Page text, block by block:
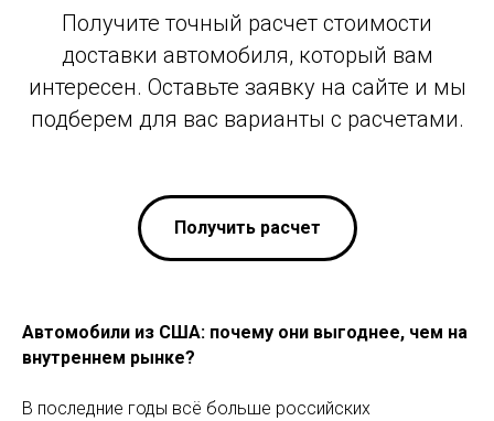
Получите точный расчет стоимости
доставки автомобиля, который вам
интересен. Оставьте заявку на сайте и мы
подберем для вас варианты с расчетами.
Получить расчет
Автомобили из США: почему они выгоднее, чем на
внутреннем рынке?
В последние годы всё больше российских